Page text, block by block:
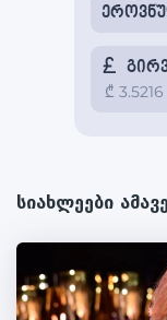
სიახლეები